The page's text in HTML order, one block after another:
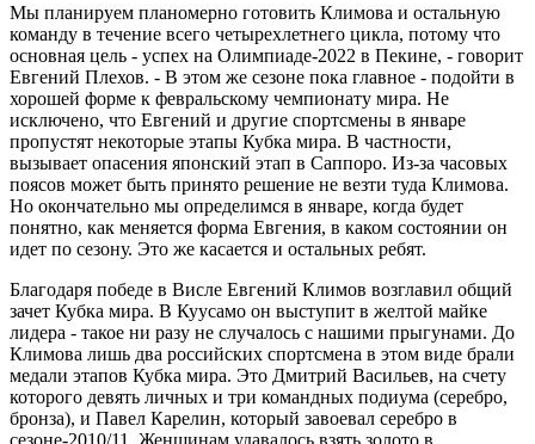
Мы планируем планомерно готовить Климова и остальную
команду в течение всего четырехлетнего цикла, потому что
основная цель - успех на Олимпиаде-2022 в Пекине, - говорит
Евгений Плехов. - В этом же сезоне пока главное - подойти в
хорошей форме к февральскому чемпионату мира. Не
исключено, что Евгений и другие спортсмены в январе
пропустят некоторые этапы Кубка мира. В частности,
вызывает опасения японский этап в Саппоро. Из-за часовых
поясов может быть принято решение не везти туда Климова.
Но окончательно мы определимся в январе, когда будет
понятно, как меняется форма Евгения, в каком состоянии он
идет по сезону. Это же касается и остальных ребят.
Благодаря победе в Висле Евгений Климов возглавил общий
зачет Кубка мира. В Куусамо он выступит в желтой майке
лидера - такое ни разу не случалось с нашими прыгунами. До
Климова лишь два российских спортсмена в этом виде брали
медали этапов Кубка мира. Это Дмитрий Васильев, на счету
которого девять личных и три командных подиума (серебро,
бронза), и Павел Карелин, который завоевал серебро в
сезоне-2010/11. Женщинам удавалось взять золото в